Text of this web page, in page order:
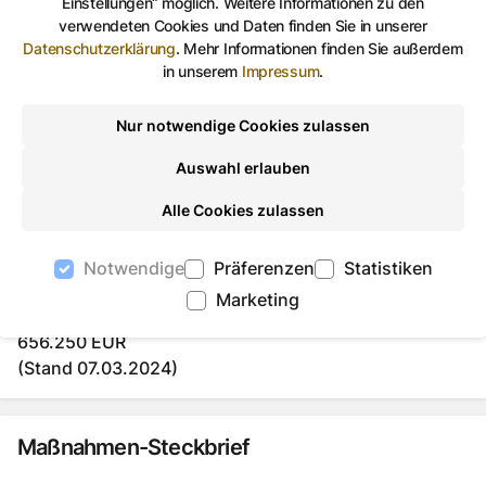
verwendeten Cookies und Daten finden Sie in unserer
Datenschutzerklärung. Mehr Informationen finden Sie außerdem
in unserem Impressum.
Nur notwendige Cookies zulassen
Auswahl erlauben
Alle Cookies zulassen
Notwendige Präferenzen
Statistiken
Marketing
erproben). Abgerundet/flankiert wird die Maßnahme
durch einerseits Schaffung notwendiger technischer
Grundlagen wie bspw. Anbindung der digitalisierten
Kassensysteme kommunaler Einrichtungen.
Auf Facebook teilen
Auf Twitter teilenPer Link teilen
656.250 EUR
(Stand 07.03.2024)
Maßnahmen-Steckbrief